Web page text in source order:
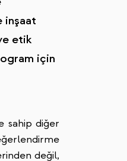
inşaat
etik
için
sahip diğer
değil,